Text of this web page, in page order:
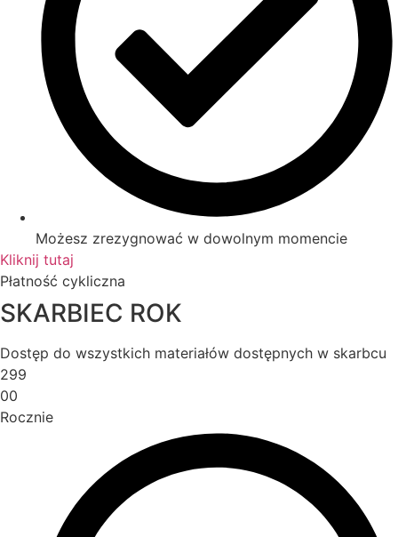
Możesz zrezygnować w dowolnym momencie
Kliknij tutaj
Płatność cykliczna
SKARBIEC ROK
Dostęp do wszystkich materiałów dostępnych w skarbcu
299
00
Rocznie